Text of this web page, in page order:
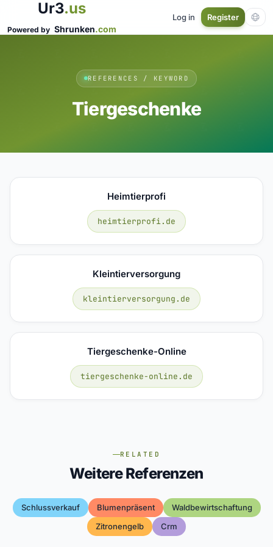
Ur3.us
Powered by Shrunken.com
Log in Register
REFERENCES / KEYWORD
Tiergeschenke
Heimtierprofi
heimtierprofi.de
Kleintierversorgung
kleintierversorgung.de
Tiergeschenke-Online
tiergeschenke-online.de
RELATED
Weitere Referenzen
Schlussverkauf Blumenpräsent
Waldbewirtschaftung
Zitronengelb
Crm